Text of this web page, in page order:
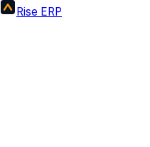
Rise ERP